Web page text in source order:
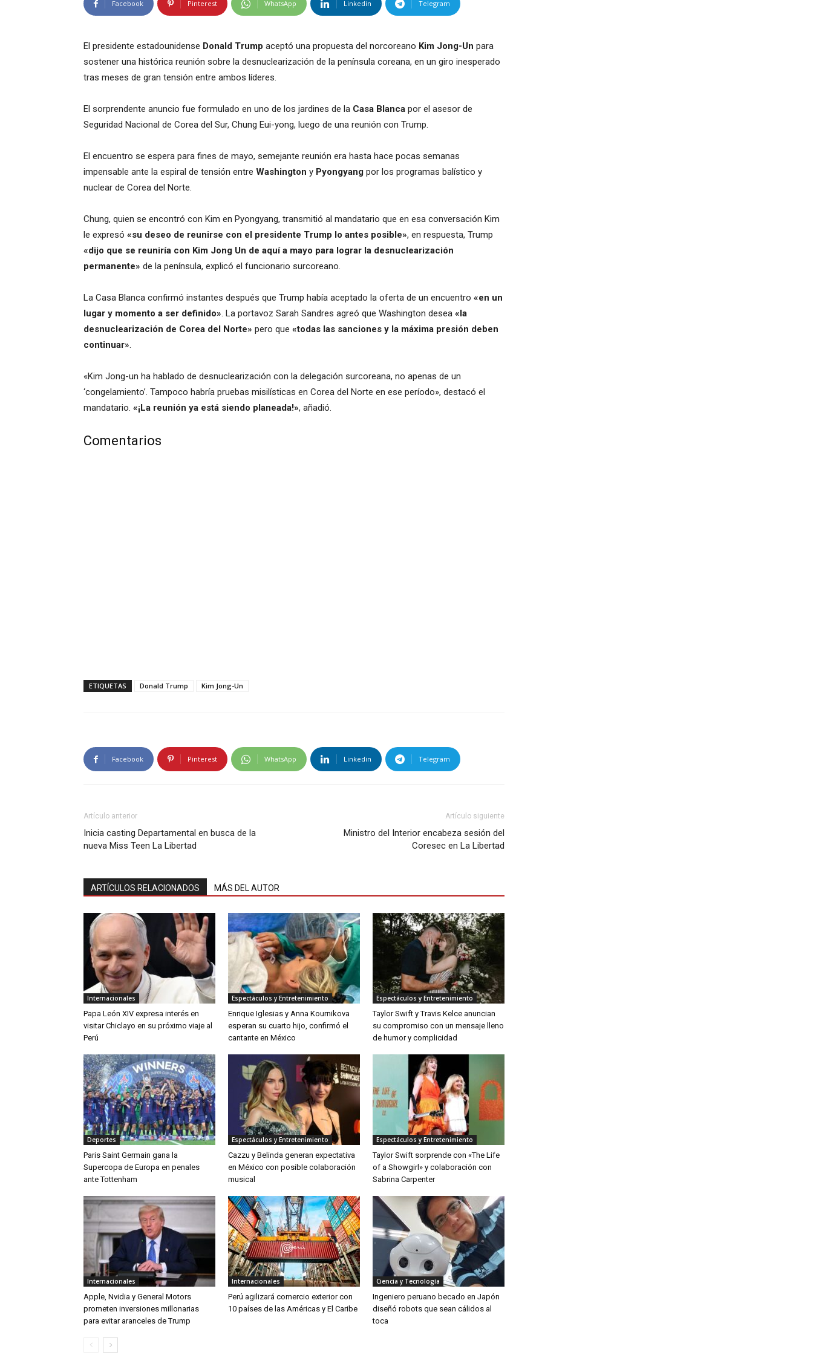
Facebook Pinterest WhatsApp Linkedin Telegram
El presidente estadounidense Donald Trump aceptó una propuesta del norcoreano Kim Jong-Un para
sostener una histórica reunión sobre la desnuclearización de la península coreana, en un giro inesperado
tras meses de gran tensión entre ambos líderes.
El sorprendente anuncio fue formulado en uno de los jardines de la Casa Blanca por el asesor de
Seguridad Nacional de Corea del Sur, Chung Eui-yong, luego de una reunión con Trump.
El encuentro se espera para fines de mayo, semejante reunión era hasta hace pocas semanas
impensable ante la espiral de tensión entre Washington y Pyongyang por los programas balístico y
nuclear de Corea del Norte.
Chung, quien se encontró con Kim en Pyongyang, transmitió al mandatario que en esa conversación Kim
le expresó «su deseo de reunirse con el presidente Trump lo antes posible», en respuesta, Trump
«dijo que se reuniría con Kim Jong Un de aquí a mayo para lograr la desnuclearización
permanente» de la península, explicó el funcionario surcoreano.
La Casa Blanca confirmó instantes después que Trump había aceptado la oferta de un encuentro «en un
lugar y momento a ser definido». La portavoz Sarah Sandres agreó que Washington desea «la
desnuclearización de Corea del Norte» pero que «todas las sanciones y la máxima presión deben
continuar».
«Kim Jong-un ha hablado de desnuclearización con la delegación surcoreana, no apenas de un
‘congelamiento’. Tampoco habría pruebas misilísticas en Corea del Norte en ese período», destacó el
mandatario. «¡La reunión ya está siendo planeada!», añadió.
Comentarios
ETIQUETAS Donald Trump Kim Jong-Un
Facebook Pinterest WhatsApp Linkedin Telegram
Artículo anterior
Inicia casting Departamental en busca de la
nueva Miss Teen La Libertad
Artículo siguiente
Ministro del Interior encabeza sesión del
Coresec en La Libertad
ARTÍCULOS RELACIONADOS MÁS DEL AUTOR
Internacionales
Papa León XIV expresa interés en
visitar Chiclayo en su próximo viaje al
Perú
Espectáculos y Entretenimiento
Enrique Iglesias y Anna Kournikova
esperan su cuarto hijo, confirmó el
cantante en México
Espectáculos y Entretenimiento
Taylor Swift y Travis Kelce anuncian
su compromiso con un mensaje lleno
de humor y complicidad
Deportes
Paris Saint Germain gana la
Supercopa de Europa en penales
ante Tottenham
Espectáculos y Entretenimiento
Cazzu y Belinda generan expectativa
en México con posible colaboración
musical
Espectáculos y Entretenimiento
Taylor Swift sorprende con «The Life
of a Showgirl» y colaboración con
Sabrina Carpenter
Internacionales
Apple, Nvidia y General Motors
prometen inversiones millonarias
para evitar aranceles de Trump
Internacionales
Perú agilizará comercio exterior con
10 países de las Américas y El Caribe
Ciencia y Tecnología
Ingeniero peruano becado en Japón
diseñó robots que sean cálidos al
toca